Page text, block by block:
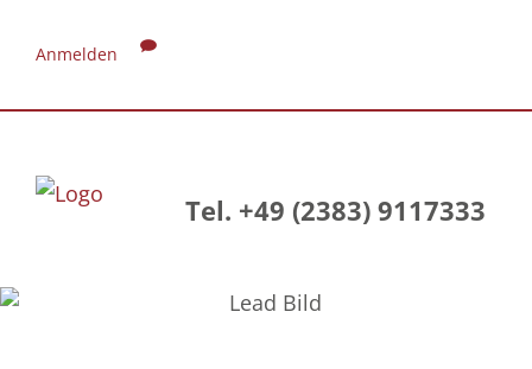
Anmelden
Tel. +49 (2383) 9117333